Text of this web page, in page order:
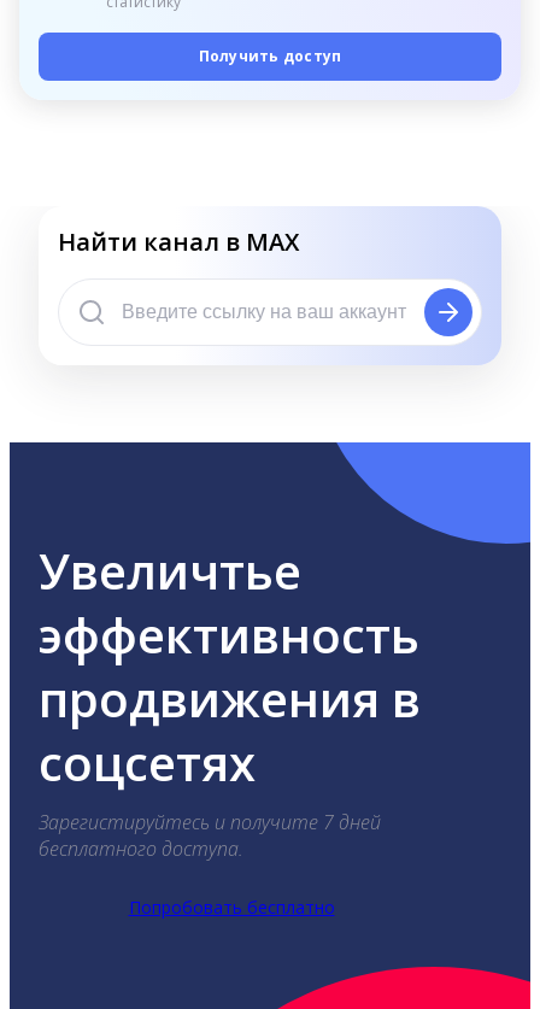
Получить доступ
Найти канал в MAX
Увеличтье
эффективность
продвижения в
соцсетях
Зарегистируйтесь и получите 7 дней
бесплатного доступа.
Попробовать бесплатно